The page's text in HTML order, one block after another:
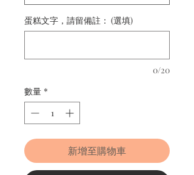
蛋糕文字，請留備註： (選填)
0/20
數量 *
新增至購物車